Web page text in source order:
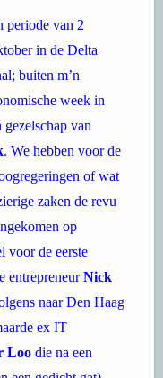
buiten m’n
week in
van
. We hebben voor de
of wat
zaken de revu
op
voor de eerste
entrepreneur
naar Den Haag
ex IT
Loodie na een
een gedicht gat)
wat vermagerd.